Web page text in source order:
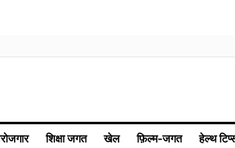
शिक्षा जगत खेल फ़िल्म-जगत हेल्थ